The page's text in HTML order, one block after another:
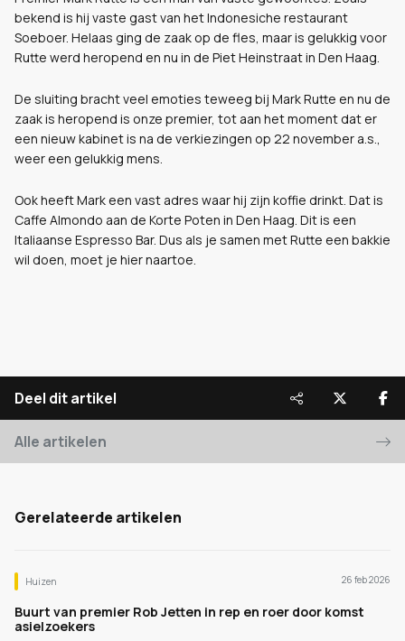
bekend is hij vaste gast van het Indonesiche restaurant
Soeboer. Helaas ging de zaak op de fles, maar is gelukkig voor
Rutte werd heropend en nu in de Piet Heinstraat in Den Haag.
De sluiting bracht veel emoties teweeg bij Mark Rutte en nu de
zaak is heropend is onze premier, tot aan het moment dat er
een nieuw kabinet is na de verkiezingen op 22 november a.s.,
weer een gelukkig mens.
Ook heeft Mark een vast adres waar hij zijn koffie drinkt. Dat is
Caffe Almondo aan de Korte Poten in Den Haag. Dit is een
Italiaanse Espresso Bar. Dus als je samen met Rutte een bakkie
wil doen, moet je hier naartoe.
Deel dit artikel
Alle artikelen
Gerelateerde artikelen
Huizen 26 feb 2026
Buurt van premier Rob Jetten in rep en roer door komst
asielzoekers